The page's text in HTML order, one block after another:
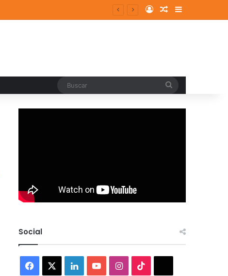
Log InRandom Article
Sidebar
Social
Facebook LinkedInYouTubeInstagram